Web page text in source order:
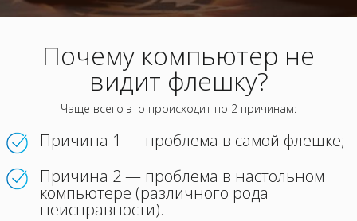
Почему компьютер не
видит флешку?
Чаще всего это происходит по 2 причинам:
Причина 1 — проблема в самой флешке;
Причина 2 — проблема в настольном
компьютере (различного рода
неисправности).